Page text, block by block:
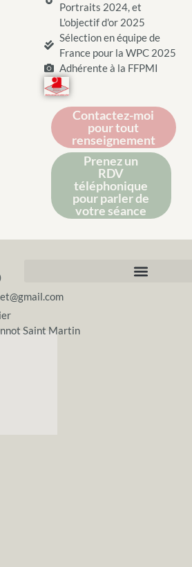
Portraits 2024, et
L'objectif d'or 2025
Sélection en équipe de
France pour la WPC 2025
Adhérente à la FFPMI
Contactez-moi
pour tout
renseignement
Prenez un
RDV
téléphonique
pour parler de
votre séance
Saint Martin